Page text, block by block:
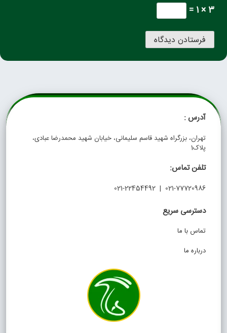
3 × 1 =
آدرس :
تهران، بزرگراه شهید قاسم سلیمانی، خیابان شهید محمدرضا عبادی،
پلاک1
تلفن تماس:
021-77720986 | 021-22454492
دسترسی سریع
تماس با ما
درباره ما